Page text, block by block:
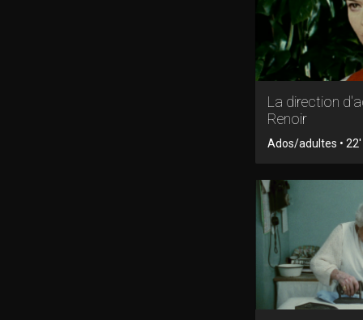
La direction
Renoir
Ados/adultes •